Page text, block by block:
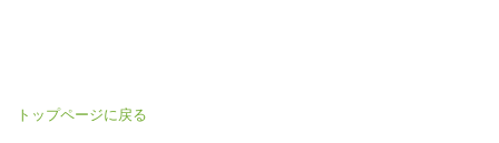
トップページに戻る